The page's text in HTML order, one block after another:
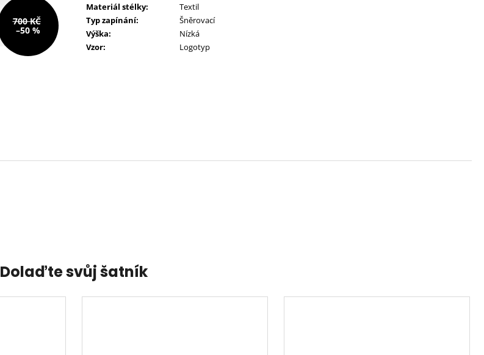
Materiál stélky:
Textil
Typ zapínání:
Šněrovací
Výška:
Nízká
Vzor:
Logotyp
700 KČ
–50 %
Dolaďte svůj šatník